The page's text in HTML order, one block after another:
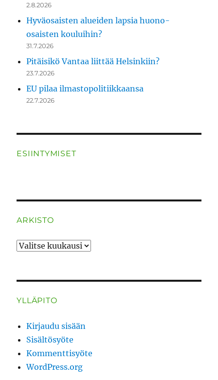
2.8.2026
Hyväosaisten alueiden lapsia huono-
osaisten kouluihin?
31.7.2026
Pitäisikö Vantaa liittää Helsinkiin?
23.7.2026
EU pilaa ilmastopolitiikkaansa
22.7.2026
ESIINTYMISET
ARKISTO
ARKISTO
YLLÄPITO
Kirjaudu sisään
Sisältösyöte
Kommenttisyöte
WordPress.org